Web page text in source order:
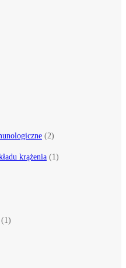
(2)
krążenia (1)
(1)